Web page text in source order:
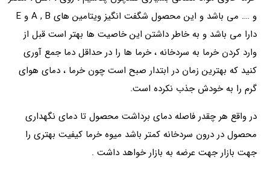
و …. می باشد و این محصول شگفت انگیز ویتامین های A , B و E
دارا می باشد و به خاطر داشتن این خاصیت ها بهتر است قبل از
وارد کردن خرما به سردخانه ، خرما ها را در حداقل دما جمع آوری
کنید که بهترین زمان در ابتدار صبح است چون خرما ، دمای هوای
گرم را به خودش جذب نکرده است.
در واقع هر چقدر فاصله دمای برداشت محصول تا دمای نگهداری
محصول در درون سردخانه کمتر باشد میوه خرما کیفیت بهتری را
جهت بازار جهت عرضه به بازار خواهد داشت .